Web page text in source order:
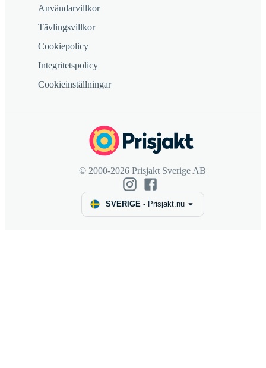
Användarvillkor
Tävlingsvillkor
Cookiepolicy
Integritetspolicy
Cookieinställningar
© 2000-2026 Prisjakt Sverige AB
SVERIGE- Prisjakt.nu